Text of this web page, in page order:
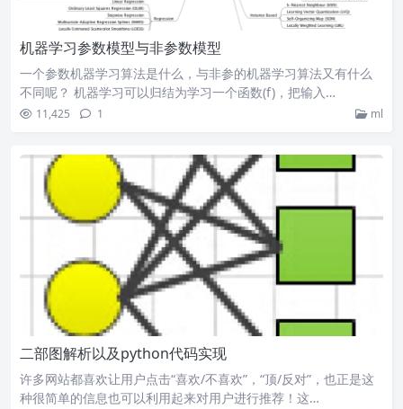
机器学习参数模型与非参数模型
一个参数机器学习算法是什么，与非参的机器学习算法又有什么
不同呢？ 机器学习可以归结为学习一个函数(f)，把输入…
11,425 1 ml
二部图解析以及python代码实现
许多网站都喜欢让用户点击“喜欢/不喜欢”，“顶/反对”，也正是这
种很简单的信息也可以利用起来对用户进行推荐！这…